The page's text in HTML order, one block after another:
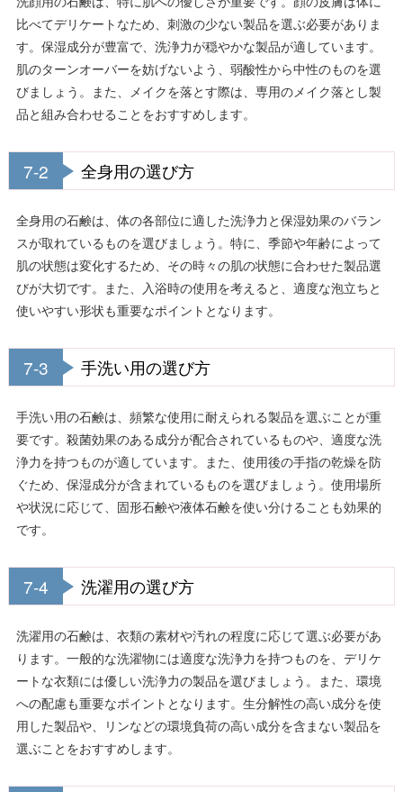
比べてデリケートなため、刺激の少ない製品を選ぶ必要がありま
す。保湿成分が豊富で、洗浄力が穏やかな製品が適しています。
肌のターンオーバーを妨げないよう、弱酸性から中性のものを選
びましょう。また、メイクを落とす際は、専用のメイク落とし製
品と組み合わせることをおすすめします。
7-2 全身用の選び方
全身用の石鹸は、体の各部位に適した洗浄力と保湿効果のバラン
スが取れているものを選びましょう。特に、季節や年齢によって
肌の状態は変化するため、その時々の肌の状態に合わせた製品選
びが大切です。また、入浴時の使用を考えると、適度な泡立ちと
使いやすい形状も重要なポイントとなります。
7-3 手洗い用の選び方
手洗い用の石鹸は、頻繁な使用に耐えられる製品を選ぶことが重
要です。殺菌効果のある成分が配合されているものや、適度な洗
浄力を持つものが適しています。また、使用後の手指の乾燥を防
ぐため、保湿成分が含まれているものを選びましょう。使用場所
や状況に応じて、固形石鹸や液体石鹸を使い分けることも効果的
です。
7-4 洗濯用の選び方
洗濯用の石鹸は、衣類の素材や汚れの程度に応じて選ぶ必要があ
ります。一般的な洗濯物には適度な洗浄力を持つものを、デリケ
ートな衣類には優しい洗浄力の製品を選びましょう。また、環境
への配慮も重要なポイントとなります。生分解性の高い成分を使
用した製品や、リンなどの環境負荷の高い成分を含まない製品を
選ぶことをおすすめします。